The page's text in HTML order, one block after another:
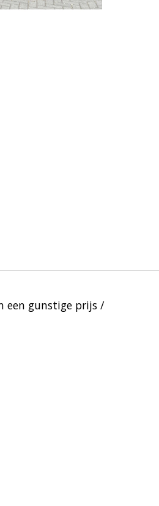
een gunstige prijs /